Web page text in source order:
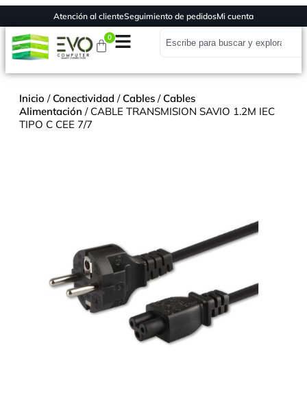
Atención al clienteSeguimiento de pedidosMi cuenta
0
Inicio /Conectividad /Cables /Cables
Alimentación / CABLE TRANSMISION SAVIO 1.2M IEC
TIPO C CEE 7/7